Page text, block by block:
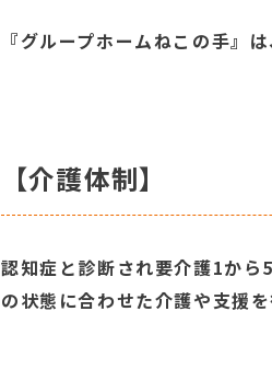
『グループホームねこの手』
【介護体制】
認知症と診断され要介護1から
の状態に合わせた介護や支援を